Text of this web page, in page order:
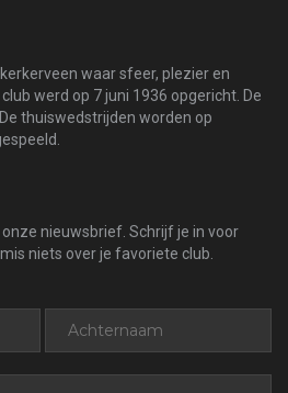
waar sfeer, plezier en
werd op 7 juni 1936 opgericht. De
thuiswedstrijden worden op
nieuwsbrief. Schrijf je in voor
niets over je favoriete club.